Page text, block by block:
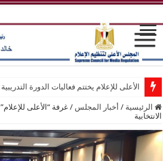
الأعلى للإعلام يختتم فعاليات الدورة
الرئيسية / أخبار المجلس / غرفة “الأعلى
الانتخابية